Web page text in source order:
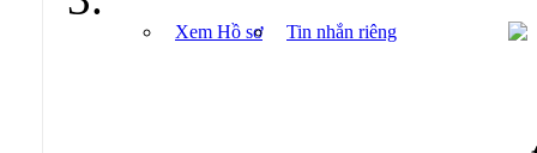
Xem Hồ sơ Tin nhắn riêng